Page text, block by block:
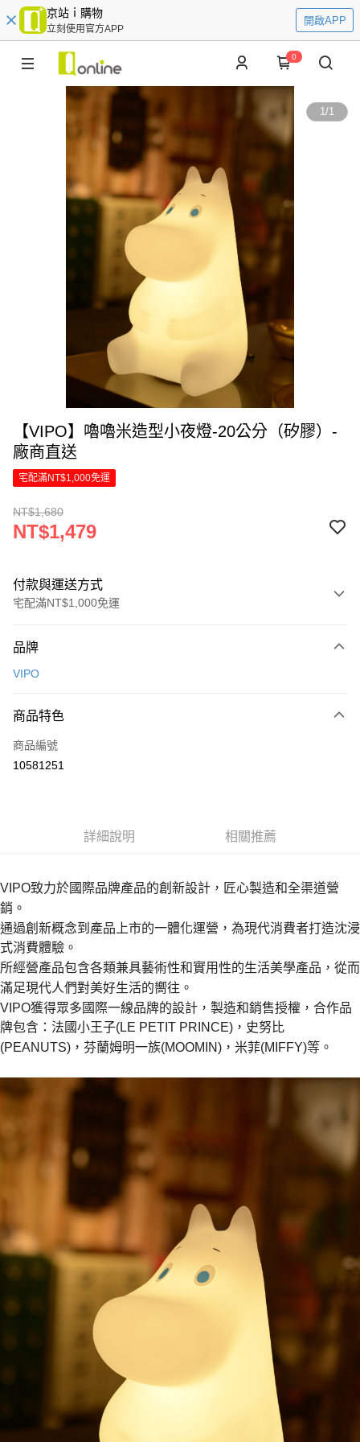
京站ｉ購物
立刻使用官方APP
開啟APP
0
1/1
【VIPO】嚕嚕米造型小夜燈-20公分（矽膠）-
廠商直送
宅配滿NT$1,000免運
NT$1,680
NT$1,479
付款與運送方式
宅配滿NT$1,000免運
信用卡一次付款
Apple Pay
街口支付
相關說明
【大哥付你分期使用說明】
2.付款方式選擇「大哥付你分期」，訂單成立後會自動跳轉到大哥付的交易
流程，驗證手機門號後，選擇欲分期的期數、繳款截止日，確認付款後即完
成交易。
3.實際核准額度、可分期數及費用金額請依後續交易確認頁面所載為準。
4.訂單成立30分鐘內，如未前往確認交易或遇審核未通過，訂單將自動取
消。如遇「轉專審核」未通過狀況，表示未達大哥付你分期系統評分，恕無
法說明評估內容。
【繳款方式說明】
1.分期款項不併入電信帳單，「大哥付你分期」於每月結算日後寄送繳費提
2.透過簡訊連結打開帳單後，可選擇「超商條碼／台灣大直營門市／銀行轉
帳／街口支付／iPASS MONEY」等通路繳費。
用戶於交易時，得透過本服務購買商品或服務，並由商店將買賣／分期付款
買賣價金債權讓與本公司後，依約使用本公司帳單繳交帳款。
2.基於同意付款使用「大哥付你分期」之契約關係目的，商店將以您的個人
資料（包含姓名、電話或地址）提供予台灣大哥大進項蒐集、處理及利用，
由本公司與您本人進行分期帳單所需資料之確認、核對及更正。
3.完整用戶服務條款，請詳閱以下連結： https://oppay.tw/userRule
相關說明
【關於「AFTEE先享後付」】
AFTEE先享後付是「在收到商品之後才付款」的支付方式。 讓您購物簡單
便利好安心！
１．簡單：不需註冊會員、不需綁卡、不需儲值。
２．便利：只要手機號碼，簡訊認證，即可結帳。
３．安心：先確認商品／服務後，再付款。
【「AFTEE先享後付」結帳流程】
結帳頁面，進行簡訊認證並確認金額後，即可完成結帳。
２．訂單成立數日內，您將收到繳費通知簡訊。
ATM／網路銀行／等多元方式進行付款，方視為交易完成。
※ 請注意：結帳手續完成當下不需立刻繳費，但若您需要取消訂單，請聯絡
購買商品的店家。未經商家同意取消之訂單仍視為有效，需透過AFTEE先享
後付繳納相關費用。
※ 交易是否成功請以「AFTEE先享後付 」之結帳頁面顯示為準，若有關於
是否繳費成功／繳費後需取消欲退款等相關疑問，請聯繫「AFTEE先享後付
客戶支援中心」https://netprotections.freshdesk.com/support/home
【注意事項】
１．透過由恩沛科技股份有限公司提供之「AFTEE先享後付」服務完成之交
易，需依本服務之必要範圍內提供個人資料，並將交易相關給付款項請求債
權轉讓予恩沛科技股份有限公司。
２．關於個人資料處理事宜，請瀏覽以下網址：
https://aftee.tw/terms/#terms3
３．未成年的使用者請事先徵得法定代理人或監護人之同意方可使用
「AFTEE先享後付」，若未經同意申辦者引起之損失，本公司不負相關責
４．使用「AFTEE先享後付」時，將依據個別帳號之用戶狀況，依本公司即
時審查核予不同之上限額度；若仍有額度不足之情形，本公司將視審查結果
請求用戶進行身份認證。
５．嚴禁一人註冊多個帳號或使用他人資訊註冊。若發現惡意使用之情形，
恩沛科技股份有限公司將有權停止該用戶之使用額度並採取法律行動。
ATM付款
運送方式
宅配
每筆NT$100，滿NT$1,000(含以上)免運費
品牌
VIPO
商品特色
商品編號
10581251
詳細說明 相關推薦
VIPO致力於國際品牌產品的創新設計，匠心製造和全渠道營
銷。
通過創新概念到產品上市的一體化運營，為現代消費者打造沈浸
式消費體驗。
所經營產品包含各類兼具藝術性和實用性的生活美學產品，從而
滿足現代人們對美好生活的嚮往。
VIPO獲得眾多國際一線品牌的設計，製造和銷售授權，合作品
牌包含：法國小王子(LE PETIT PRINCE)，史努比
(PEANUTS)，芬蘭姆明一族(MOOMIN)，米菲(MIFFY)等。